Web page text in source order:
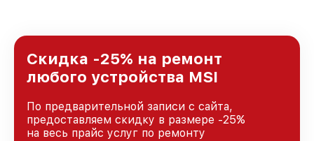
и лояльности наших клиентов.
Скидка -25% на ремонт
любого устройства MSI
По предварительной записи с сайта,
предоставляем скидку в размере -25%
на весь прайс услуг по ремонту